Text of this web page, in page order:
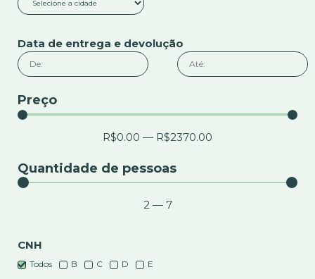
Data de entrega e devolução
Preço
R$0.00 — R$2370.00
Quantidade de pessoas
2— 7
CNH
Todos B C D E